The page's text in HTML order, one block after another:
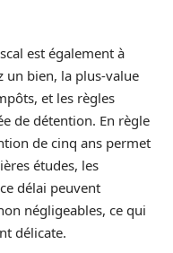
est également à
un bien, la plus-value
et les règles
de détention. En règle
de cinq ans permet
études, les
délai peuvent
négligeables, ce qui
délicate.